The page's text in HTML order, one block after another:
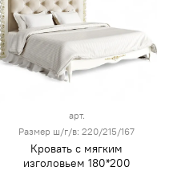
арт.
Размер ш/г/в: 220/215/167
Кровать с мягким
изголовьем 180*200